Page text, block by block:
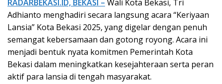
RADARBEKASI.ID, BEKASI – Wali Kota Bekasi, Tri
Adhianto menghadiri secara langsung acara “Keriyaan
Lansia” Kota Bekasi 2025, yang digelar dengan penuh
semangat kebersamaan dan gotong royong. Acara ini
menjadi bentuk nyata komitmen Pemerintah Kota
Bekasi dalam meningkatkan kesejahteraan serta peran
aktif para lansia di tengah masyarakat.